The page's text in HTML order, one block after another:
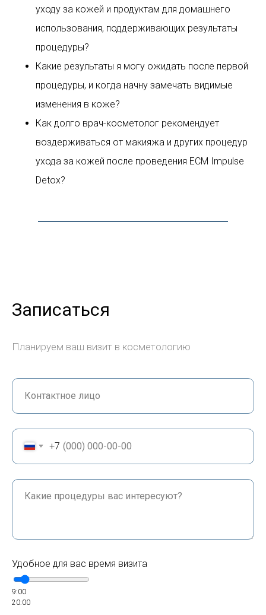
уходу за кожей и продуктам для домашнего
использования, поддерживающих результаты
процедуры?
Какие результаты я могу ожидать после первой
процедуры, и когда начну замечать видимые
изменения в коже?
Как долго врач-косметолог рекомендует
воздерживаться от макияжа и других процедур
ухода за кожей после проведения ECM Impulse
Detox?
Записаться
Планируем ваш визит в косметологию
+7
Удобное для вас время визита
9:00
20:00